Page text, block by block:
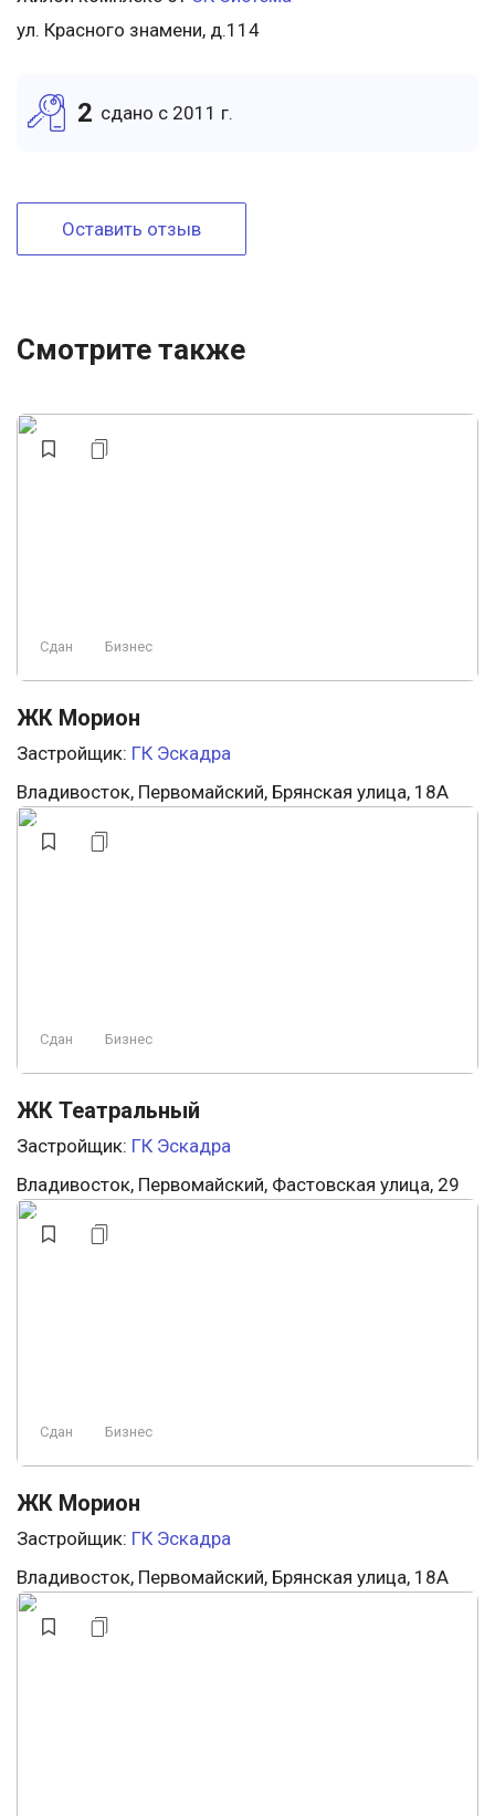
ул. Красного знамени, д.114
2 cдано c 2011 г.
Оставить отзыв
Смотрите также
Сдан Бизнес
ЖК Морион
Застройщик: ГК Эскадра
Владивосток, Первомайский, Брянская улица, 18А
Сдан Бизнес
ЖК Театральный
Застройщик: ГК Эскадра
Владивосток, Первомайский, Фастовская улица, 29
Сдан Бизнес
ЖК Морион
Застройщик: ГК Эскадра
Владивосток, Первомайский, Брянская улица, 18А